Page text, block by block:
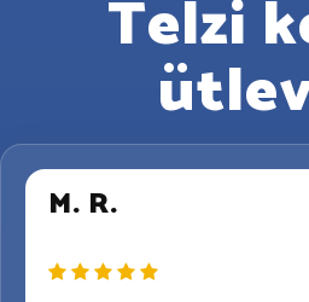
Telzi
M. R.